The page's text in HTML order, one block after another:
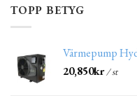
TOPP BETYG
Värmepump
20,850kr/ st